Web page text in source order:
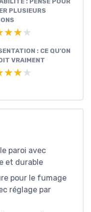
PLUSIEURS
: CE QU’ON
VRAIMENT
paroi avec
et durable
pour le fumage
réglage par